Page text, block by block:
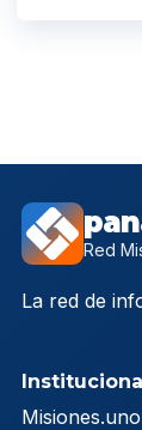
Red
La red de
Misiones.uno